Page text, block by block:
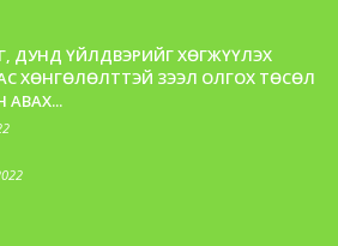
ДУНД ҮЙЛДВЭРИЙГ ХӨГЖҮҮЛЭХ
ХӨНГӨЛӨЛТТЭЙ ЗЭЭЛ ОЛГОХ ТӨСӨЛ
АВАХ...